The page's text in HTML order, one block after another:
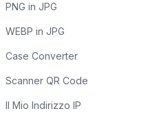
PNG in JPG
WEBP in JPG
Case Converter
Scanner QR Code
Il Mio Indirizzo IP